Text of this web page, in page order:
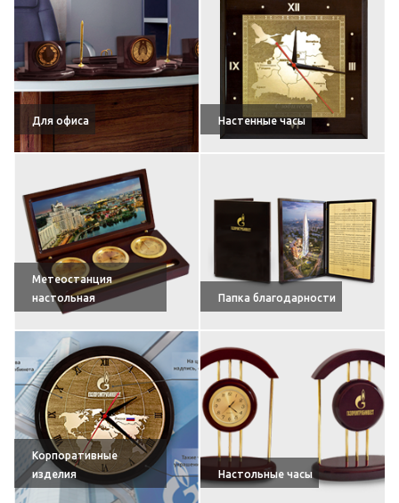
Для офиса Настенные часы
Метеостанция
настольная
Папка благодарности
Корпоративные
изделия
Настольные часы